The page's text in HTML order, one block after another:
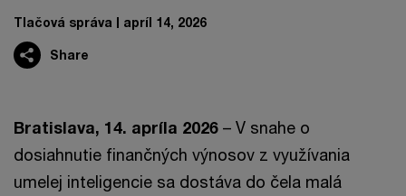
Tlačová správa apríl 14, 2026
Share
Bratislava, 14. apríla 2026 – V snahe o
dosiahnutie finančných výnosov z využívania
umelej inteligencie sa dostáva do čela malá